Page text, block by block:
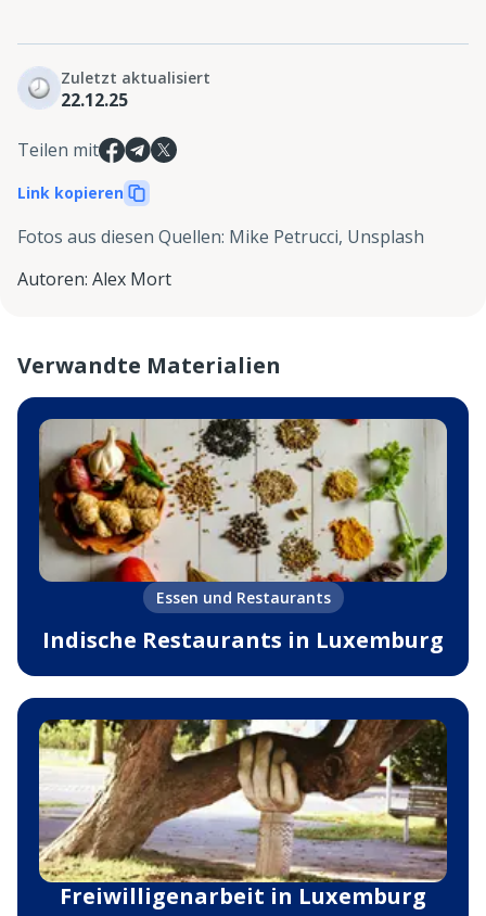
Zuletzt aktualisiert
22.12.25
Teilen mit
Link kopieren
Fotos aus diesen Quellen: Mike Petrucci, Unsplash
Autoren: Alex Mort
Verwandte Materialien
Essen und Restaurants
Indische Restaurants in Luxemburg
Freiwilligenarbeit in Luxemburg